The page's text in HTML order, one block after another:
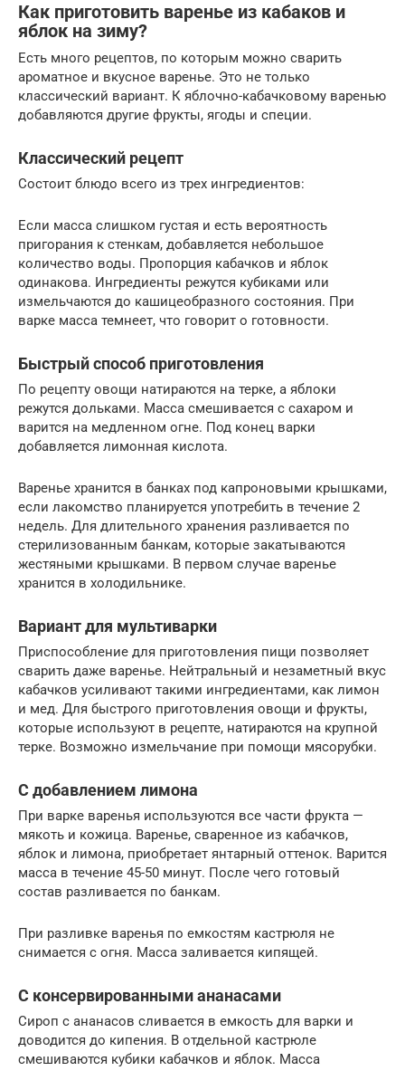
Как приготовить варенье из кабаков и
яблок на зиму?
Есть много рецептов, по которым можно сварить
ароматное и вкусное варенье. Это не только
классический вариант. К яблочно-кабачковому варенью
добавляются другие фрукты, ягоды и специи.
Классический рецепт
Состоит блюдо всего из трех ингредиентов:
Если масса слишком густая и есть вероятность
пригорания к стенкам, добавляется небольшое
количество воды. Пропорция кабачков и яблок
одинакова. Ингредиенты режутся кубиками или
измельчаются до кашицеобразного состояния. При
варке масса темнеет, что говорит о готовности.
Быстрый способ приготовления
По рецепту овощи натираются на терке, а яблоки
режутся дольками. Масса смешивается с сахаром и
варится на медленном огне. Под конец варки
добавляется лимонная кислота.
Варенье хранится в банках под капроновыми крышками,
если лакомство планируется употребить в течение 2
недель. Для длительного хранения разливается по
стерилизованным банкам, которые закатываются
жестяными крышками. В первом случае варенье
хранится в холодильнике.
Вариант для мультиварки
Приспособление для приготовления пищи позволяет
сварить даже варенье. Нейтральный и незаметный вкус
кабачков усиливают такими ингредиентами, как лимон
и мед. Для быстрого приготовления овощи и фрукты,
которые используют в рецепте, натираются на крупной
терке. Возможно измельчание при помощи мясорубки.
С добавлением лимона
При варке варенья используются все части фрукта —
мякоть и кожица. Варенье, сваренное из кабачков,
яблок и лимона, приобретает янтарный оттенок. Варится
масса в течение 45-50 минут. После чего готовый
состав разливается по банкам.
При разливке варенья по емкостям кастрюля не
снимается с огня. Масса заливается кипящей.
С консервированными ананасами
Сироп с ананасов сливается в емкость для варки и
доводится до кипения. В отдельной кастрюле
смешиваются кубики кабачков и яблок. Масса